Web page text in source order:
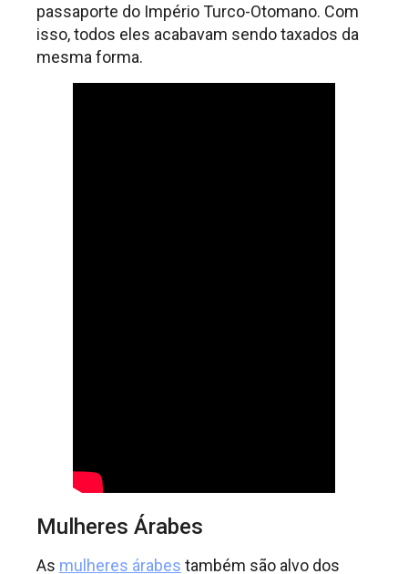
passaporte do Império Turco-Otomano. Com
isso, todos eles acabavam sendo taxados da
mesma forma.
Mulheres Árabes
As mulheres árabes também são alvo dos